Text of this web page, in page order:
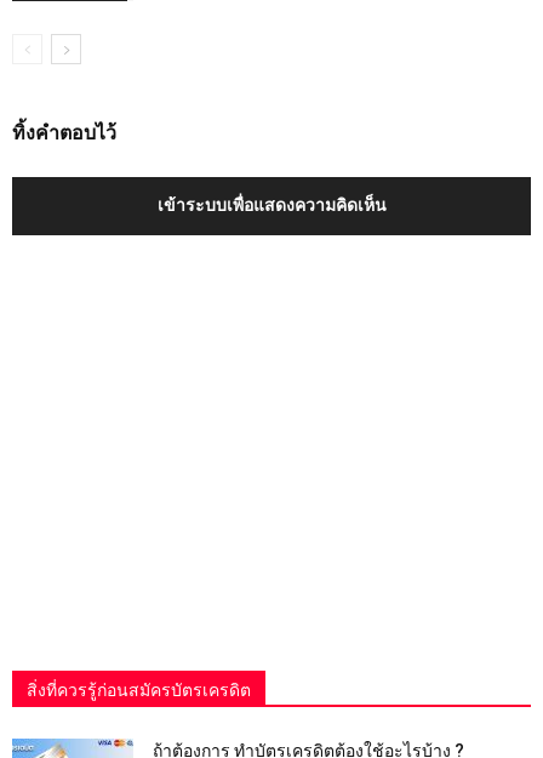
ทิ้งคำตอบไว้
เข้าระบบเพื่อแสดงความคิดเห็น
สิ่งที่ควรรู้ก่อนสมัครบัตรเครดิต
ถ้าต้องการ ทําบัตรเครดิตต้องใช้อะไรบ้าง ?